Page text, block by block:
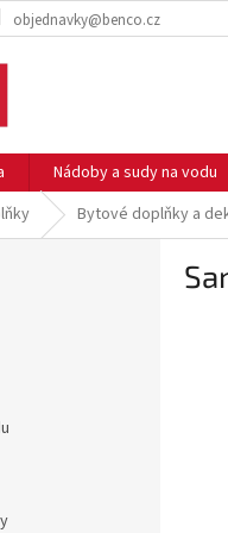
objednavky@benco.cz
Nádoby a sudy na vodu
Bytové doplňky a